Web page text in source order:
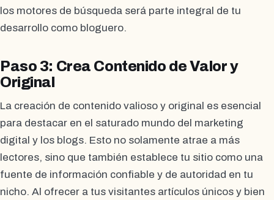
los motores de búsqueda será parte integral de tu
desarrollo como bloguero.
Paso 3: Crea Contenido de Valor y
Original
La creación de contenido valioso y original es esencial
para destacar en el saturado mundo del marketing
digital y los blogs. Esto no solamente atrae a más
lectores, sino que también establece tu sitio como una
fuente de información confiable y de autoridad en tu
nicho. Al ofrecer a tus visitantes artículos únicos y bien